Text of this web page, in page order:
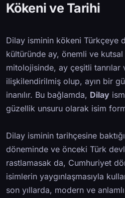
Kökeni ve Tarihi
Dilay isminin kökeni Türkçeye
kültüründe ay, önemli ve
mitolojisinde, ay çeşitli tanrılar
ilişkilendirilmiş olup, ayın bir
inanılır. Bu bağlamda, Dilay
güzellik unsuru olarak isim
Dilay isminin tarihçesine
döneminde ve önceki Türk
rastlamasak da, Cumhuriyet
isimlerin yaygınlaşmasıyla
son yıllarda, modern ve